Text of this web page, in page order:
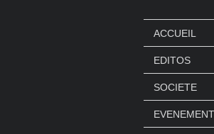
ACCUEIL
EDITOS
SOCIETE